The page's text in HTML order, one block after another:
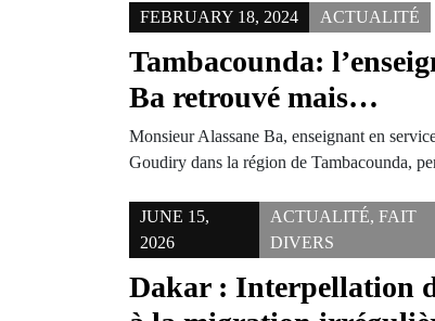
FEBRUARY 18, 2024 ACTUALITÉ
Tambacounda:
Ba retrouvé mais…
Monsieur Alassane Ba, enseignant en
Goudiry dans la région de Tambacounda,
JUNE 15,
2026
ACTUALITÉ, FAIT
DIVERS
Dakar : Interpellation